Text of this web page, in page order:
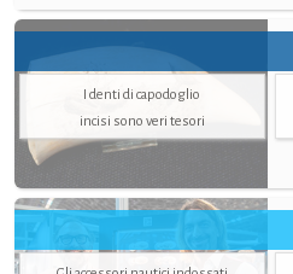
I denti di capodoglio
incisi sono veri tesori